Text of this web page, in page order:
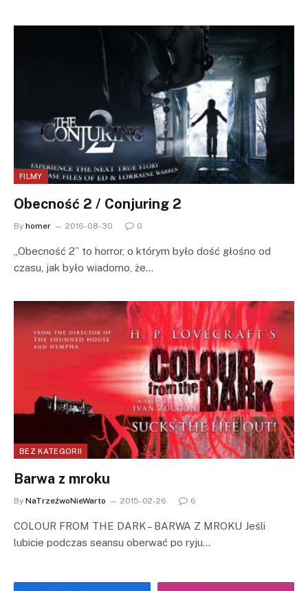
FILMY
Obecność 2 / Conjuring 2
By homer 2016-08-30 0
„Obecność 2” to horror, o którym było dość głośno od
czasu, jak było wiadomo, że…
BEZ KATEGORII
Barwa z mroku
By NaTrzeźwoNieWarto 2015-02-26 6
COLOUR FROM THE DARK – BARWA Z MROKU Jeśli
lubicie podczas seansu oberwać po ryju…